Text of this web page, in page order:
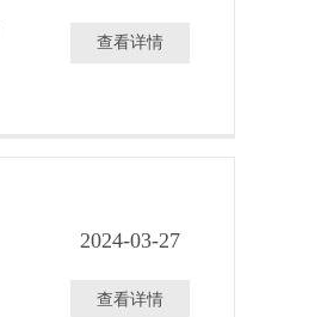
查看详情
2024-03-27
查看详情